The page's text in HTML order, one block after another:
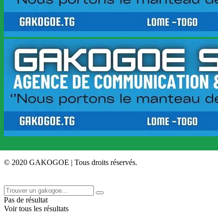
© 2020 GAKOGOE | Tous droits réservés.
Pas de résultat
Voir tous les résultats